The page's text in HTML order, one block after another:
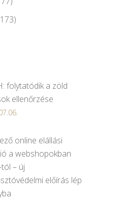
folytatódik a zöld
ellenőrzése
online elállási
a webshopokban
– új
előírás lép